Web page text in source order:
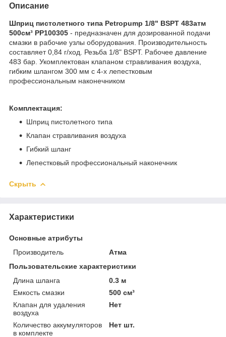
Описание
Шприц пистолетного типа Petropump 1/8" BSPT 483атм
500см³ PP100305​ - предназначен для дозированной подачи
смазки в рабочие узлы оборудования. Производительность
составляет 0,84 г/ход. Резьба 1/8" BSPT. Рабочее давление
483 бар. Укомплектован клапаном стравливания воздуха,
гибким шлангом 300 мм с 4-х лепестковым
профессиональным наконечником
Комплектация:
Шприц пистолетного типа
Клапан стравливания воздуха
Гибкий шланг
Лепестковый профессиональный наконечник
Скрыть
Характеристики
Основные атрибуты
Производитель
Атма
Пользовательские характеристики
Длина шланга
0.3 м
Емкость смазки
500 см³
Клапан для удаления
воздуха
Нет
Количество аккумуляторов
в комплекте
Нет шт.